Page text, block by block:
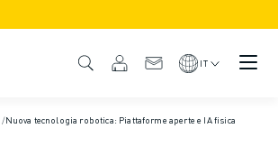
IT
/Nuova tecnologia robotica: Piattaforme aperte e IA fisica